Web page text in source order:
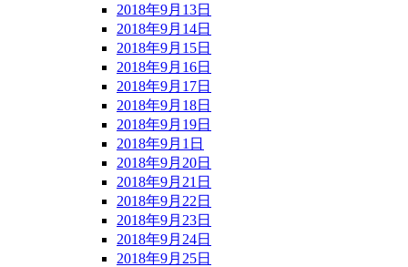
2018年9月13日
2018年9月14日
2018年9月15日
2018年9月16日
2018年9月17日
2018年9月18日
2018年9月19日
2018年9月1日
2018年9月20日
2018年9月21日
2018年9月22日
2018年9月23日
2018年9月24日
2018年9月25日